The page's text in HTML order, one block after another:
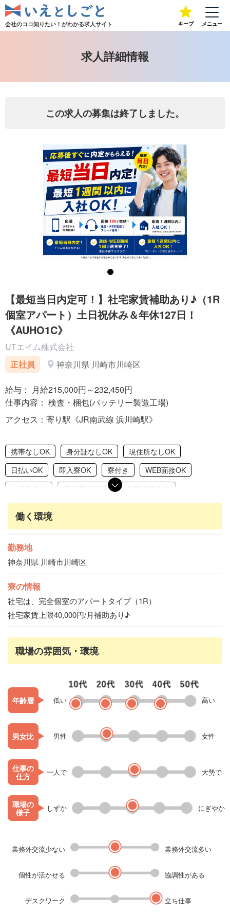
会社のココ知りたい！がわかる求人サイト キープ メニュー
求人詳細情報
この求人の募集は終了しました。
正社員 神奈川県 川崎市川崎区
【最短当日内定可！】社宅家賃補助あり♪（1R
個室アパート）土日祝休み＆年休127日！
《AUHO1C》
UTエイム株式会社
給与： 月給215,000円～232,450円
仕事内容： 検査・梱包(バッテリー製造工場)
アクセス：寄り駅《JR南武線 浜川崎駅》
携帯なしOK 身分証なしOK
現住所なしOK
日払いOK
即入寮OK 寮付き
WEB面接OK
土日祝休み
完全週休2日制
長期休暇あり
未経験・初心者歓迎
引きこもり歓迎
友達と応募OK
赴任交通費支給
アパート・マンションタイプ
禁煙・分煙
社会保険完備
社員登用あり
働く環境
勤務地
神奈川県 川崎市川崎区
寮の情報
社宅は、完全個室のアパートタイプ（1R）
社宅家賃上限40,000円/月補助あり♪
職場の雰囲気・環境
年齢層 低い 高い
男女比 男性 女性
仕事の
仕方
一人で 大勢で
職場の
様子
しずか にぎやか
業務外交流少ない 業務外交流多い
個性が活かせる 協調性がある
デスクワーク 立ち仕事